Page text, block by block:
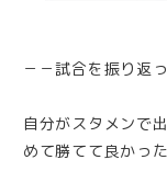
－－試合を振り返っ
自分がスタメンで
めて勝てて良かった